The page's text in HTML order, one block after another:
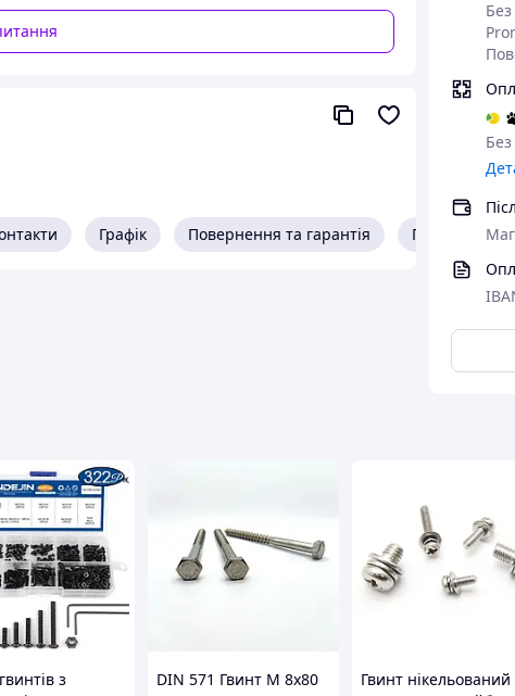
Графік Повернення та гарантія Про
з
DIN 571 Гвинт М 8х80
Гвинт нікельований